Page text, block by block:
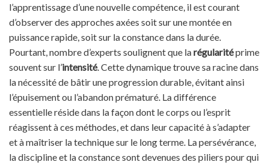
l’apprentissage d’une nouvelle compétence, il est courant
d’observer des approches axées soit sur une montée en
puissance rapide, soit sur la constance dans la durée.
Pourtant, nombre d’experts soulignent que larégularitéprime
souvent sur l’intensité. Cette dynamique trouve sa racine dans
la nécessité de bâtir une progression durable, évitant ainsi
l’épuisement ou l’abandon prématuré. La différence
essentielle réside dans la façon dont le corps ou l’esprit
réagissent à ces méthodes, et dans leur capacité à s’adapter
et à maîtriser la technique sur le long terme. La persévérance,
la discipline et la constance sont devenues des piliers pour qui